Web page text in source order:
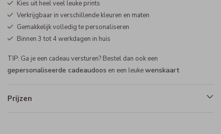
Kies uit heel veel leuke prints
Verkrijgbaar in verschillende kleuren en maten
Gemakkelijk volledig te personaliseren
Binnen 3 tot 4 werkdagen in huis
TIP: Ga je een cadeau versturen? Bestel dan ook een
gepersonaliseerde cadeaudoos en een leukewenskaart
Prijzen